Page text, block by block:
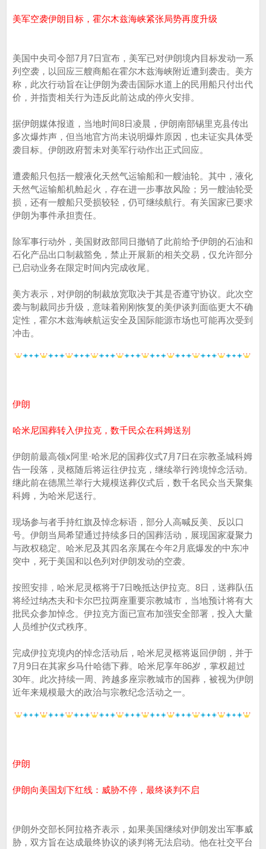
美军空袭伊朗目标，霍尔木兹海峡紧张局势再度升级
美国中央司令部7月7日宣布，美军已对伊朗境内目标发动一系
列空袭，以回应三艘商船在霍尔木兹海峡附近遭到袭击。美方
称，此次行动旨在让伊朗为袭击国际水道上的民用船只付出代
价，并指责相关行为违反此前达成的停火安排。
据伊朗媒体报道，当地时间8日凌晨，伊朗南部锡里克县传出
多次爆炸声，但当地官方尚未说明爆炸原因，也未证实具体受
袭目标。伊朗政府暂未对美军行动作出正式回应。
遭袭船只包括一艘液化天然气运输船和一艘油轮。其中，液化
天然气运输船机舱起火，存在进一步事故风险；另一艘油轮受
损，还有一艘船只受损较轻，仍可继续航行。有关国家已要求
伊朗为事件承担责任。
除军事行动外，美国财政部同日撤销了此前给予伊朗的石油和
石化产品出口制裁豁免，禁止开展新的相关交易，仅允许部分
已启动业务在限定时间内完成收尾。
美方表示，对伊朗的制裁放宽取决于其是否遵守协议。此次空
袭与制裁同步升级，意味着刚刚恢复的美伊谈判面临更大不确
定性，霍尔木兹海峡航运安全及国际能源市场也可能再次受到
冲击。
伊朗
哈米尼国葬转入伊拉克，数千民众在科姆送别
伊朗前最高领x阿里·哈米尼的国葬仪式7月7日在宗教圣城科姆
告一段落，灵柩随后将运往伊拉克，继续举行跨境悼念活动。
继此前在德黑兰举行大规模送葬仪式后，数千名民众当天聚集
科姆，为哈米尼送行。
现场参与者手持红旗及悼念标语，部分人高喊反美、反以口
号。伊朗当局希望通过持续多日的国葬活动，展现国家凝聚力
与政权稳定。哈米尼及其四名亲属在今年2月底爆发的中东冲
突中，死于美国和以色列对伊朗发动的空袭。
按照安排，哈米尼灵柩将于7日晚抵达伊拉克。8日，送葬队伍
将经过纳杰夫和卡尔巴拉两座重要宗教城市，当地预计将有大
批民众参加悼念。伊拉克方面已宣布加强安全部署，投入大量
人员维护仪式秩序。
完成伊拉克境内的悼念活动后，哈米尼灵柩将返回伊朗，并于
7月9日在其家乡马什哈德下葬。哈米尼享年86岁，掌权超过
30年。此次持续一周、跨越多座宗教城市的国葬，被视为伊朗
近年来规模最大的政治与宗教纪念活动之一。
伊朗
伊朗向美国划下红线：威胁不停，最终谈判不启
伊朗外交部长阿拉格齐表示，如果美国继续对伊朗发出军事威
胁，双方旨在达成最终协议的谈判将无法启动。他在社交平台